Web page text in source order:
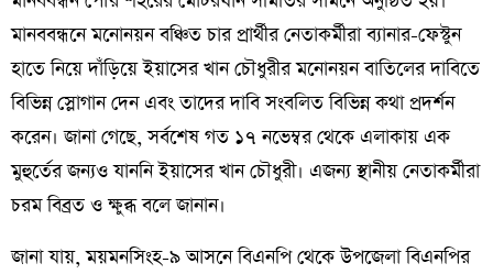
মানববন্ধনে মনোনয়ন বঞ্চিত চার প্রার্থীর নেতাকর্মীরা ব্যানার-ফেস্টুন
হাতে নিয়ে দাঁড়িয়ে ইয়াসের খান চৌধুরীর মনোনয়ন বাতিলের দাবিতে
বিভিন্ন স্লোগান দেন এবং তাদের দাবি সংবলিত বিভিন্ন কথা প্রদর্শন
করেন। জানা গেছে, সর্বশেষ গত ১৭ নভেম্বর থেকে এলাকায় এক
মুহুর্তের জন্যও যাননি ইয়াসের খান চৌধুরী। এজন্য স্থানীয় নেতাকর্মীরা
চরম বিব্রত ও ক্ষুব্ধ বলে জানান।
জানা যায়, ময়মনসিংহ-৯ আসনে বিএনপি থেকে উপজেলা বিএনপির